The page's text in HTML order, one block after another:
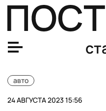
авто
24 АВГУСТА 2023 15:56
Япония запретила